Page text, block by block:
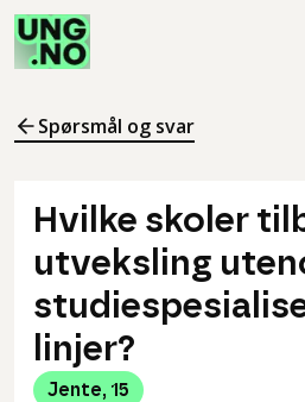
Spørsmål og svar
Hvilke skoler
utveksling
linjer?
Jente, 15